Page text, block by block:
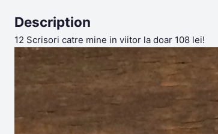
Description
12 Scrisori catre mine in viitor la doar 108 lei!